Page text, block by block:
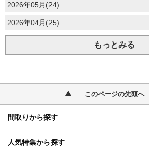
2026年05月(24)
2026年04月(25)
もっとみる
このページの先頭へ
間取りから探す
人気特集から探す